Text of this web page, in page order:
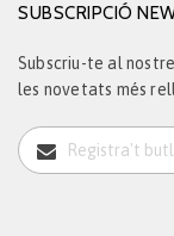
SUBSCRIPCIÓ
Subscriu-te al
les novetats més